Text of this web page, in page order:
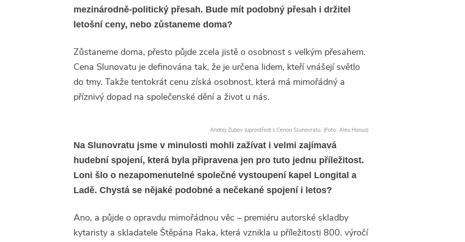
mezinárodně-politický přesah. Bude mít podobný přesah i držitel
letošní ceny, nebo zůstaneme doma?
Zůstaneme doma, přesto půjde zcela jistě o osobnost s velkým přesahem.
Cena Slunovatu je definována tak, že je určena lidem, kteří vnášejí světlo
do tmy. Takže tentokrát cenu získá osobnost, která má mimořádný a
příznivý dopad na společenské dění a život u nás.
Andrej Zubov (uprostřed) s Cenou Slunovratu. (Foto: Ales Honus)
Na Slunovratu jsme v minulosti mohli zažívat i velmi zajímavá
hudební spojení, která byla připravena jen pro tuto jednu příležitost.
Loni šlo o nezapomenutelné společné vystoupení kapel Longital a
Ladě. Chystá se nějaké podobné a nečekané spojení i letos?
Ano, a půjde o opravdu mimořádnou věc – premiéru autorské skladby
kytaristy a skladatele Štěpána Raka, která vznikla u příležitosti 800. výročí